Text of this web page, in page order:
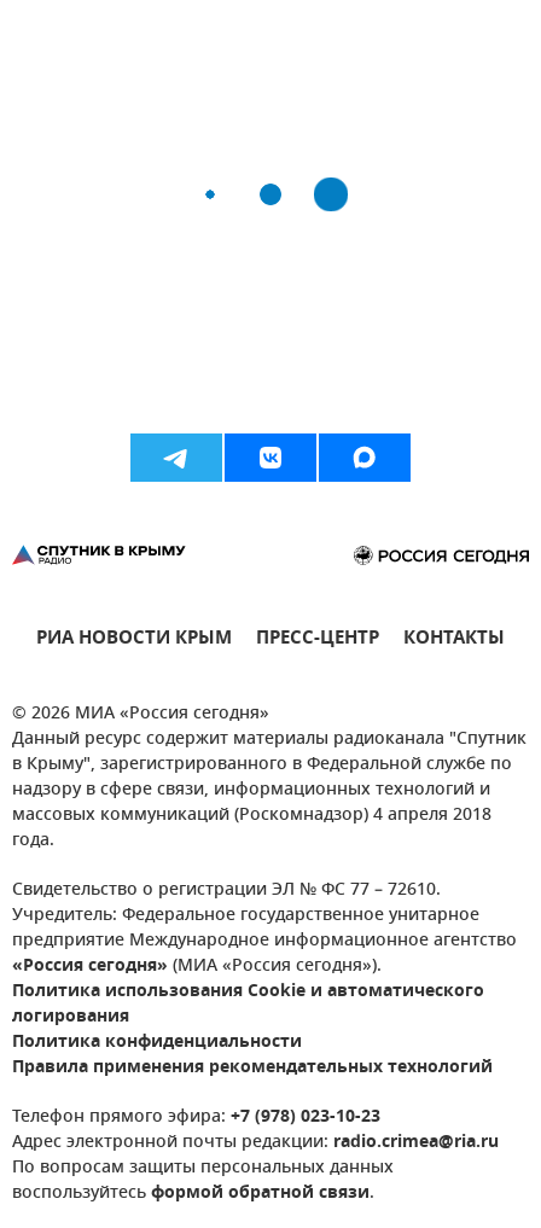
РИА НОВОСТИ КРЫМ ПРЕСС-ЦЕНТР КОНТАКТЫ
© 2026 МИА «Россия сегодня»
Данный ресурс содержит материалы радиоканала "Спутник
в Крыму", зарегистрированного в Федеральной службе по
надзору в сфере связи, информационных технологий и
массовых коммуникаций (Роскомнадзор) 4 апреля 2018
года.
Свидетельство о регистрации ЭЛ № ФС 77 – 72610.
Учредитель: Федеральное государственное унитарное
предприятие Международное информационное агентство
«Россия сегодня» (МИА «Россия сегодня»).
Политика использования Cookie и автоматического
логирования
Политика конфиденциальности
Правила применения рекомендательных технологий
Телефон прямого эфира: +7 (978) 023-10-23
Адрес электронной почты редакции: radio.crimea@ria.ru
По вопросам защиты персональных данных
воспользуйтесьформой обратной связи.